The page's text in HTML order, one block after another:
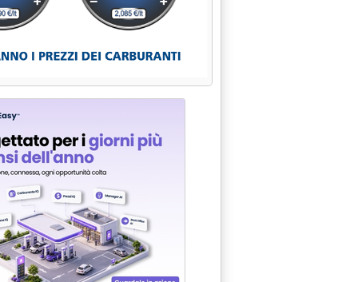
METANO A ROMA: LETTERA ASSOPETROLI A RUTELLI'